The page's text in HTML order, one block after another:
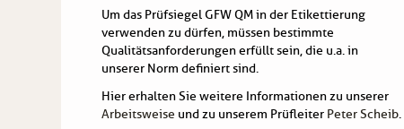
Um das Prüfsiegel GFW QM in der Etikettierung
verwenden zu dürfen, müssen bestimmte
Qualitätsanforderungen erfüllt sein, die u.a. in
unserer Norm definiert sind.
Hier erhalten Sie weitere Informationen zu unserer
Arbeitsweise und zu unserem Prüfleiter Peter Scheib.